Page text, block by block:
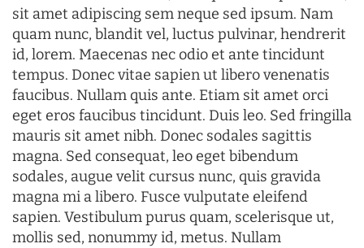
sit amet adipiscing sem neque sed ipsum. Nam
quam nunc, blandit vel, luctus pulvinar, hendrerit
id, lorem. Maecenas nec odio et ante tincidunt
tempus. Donec vitae sapien ut libero venenatis
faucibus. Nullam quis ante. Etiam sit amet orci
eget eros faucibus tincidunt. Duis leo. Sed fringilla
mauris sit amet nibh. Donec sodales sagittis
magna. Sed consequat, leo eget bibendum
sodales, augue velit cursus nunc, quis gravida
magna mi a libero. Fusce vulputate eleifend
sapien. Vestibulum purus quam, scelerisque ut,
mollis sed, nonummy id, metus. Nullam